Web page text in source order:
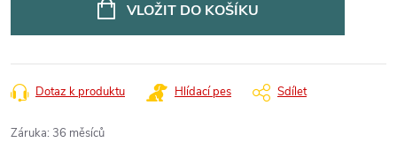
VLOŽIT DO KOŠÍKU
Dotaz k produktu Hlídací pes Sdílet
Záruka: 36 měsíců